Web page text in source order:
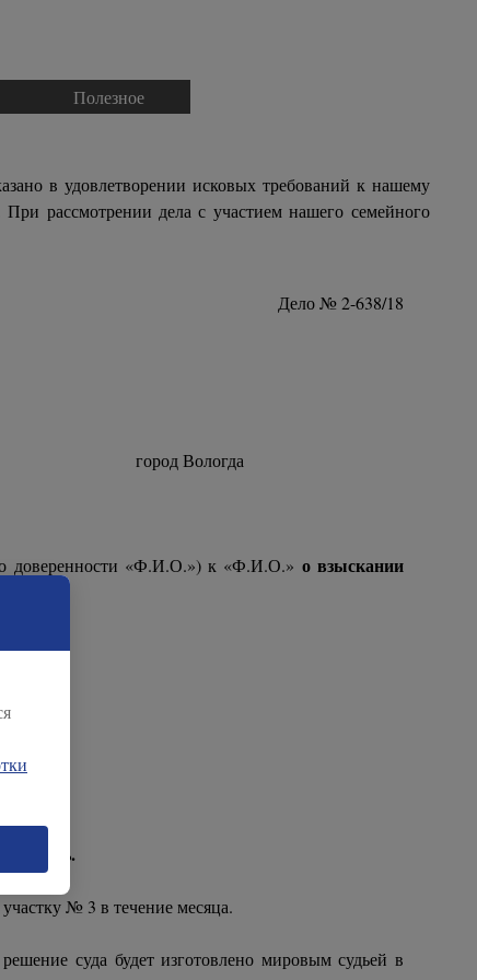
▼
Полезное
в удовлетворении исковых требований к нашему
рассмотрении дела с участием нашего семейного
Дело № 2-638/18
доверенности «Ф.И.О.») к «Ф.И.О.» о взыскании
№ 3 в течение месяца.
суда будет изготовлено мировым судьей в